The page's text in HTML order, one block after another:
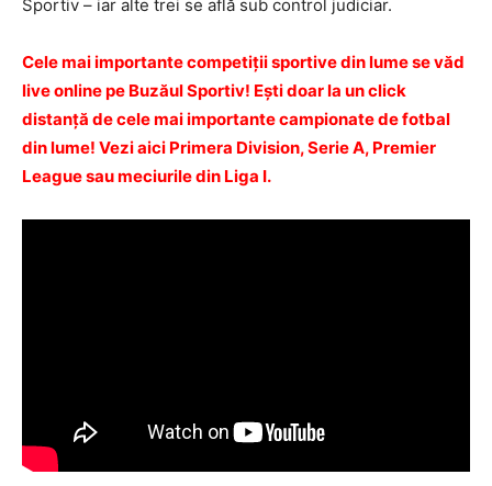
Sportiv – iar alte trei se află sub control judiciar.
Cele mai importante competiţii sportive din lume se văd
live online pe Buzăul Sportiv! Eşti doar la un click
distanţă de cele mai importante campionate de fotbal
din lume! Vezi aici Primera Division, Serie A, Premier
League sau meciurile din Liga I.